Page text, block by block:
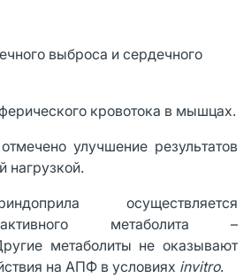
выброса и сердечного
кровотока в мышцах.
улучшение результатов
нагрузкой.
осуществляется
метаболита –
метаболиты не оказывают
на АПФ в условиях invitro.